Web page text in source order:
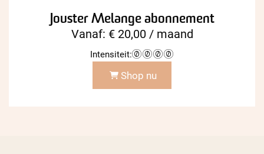
Jouster Melange abonnement
Vanaf: €20,00 / maand
Intensiteit:
Shop nu